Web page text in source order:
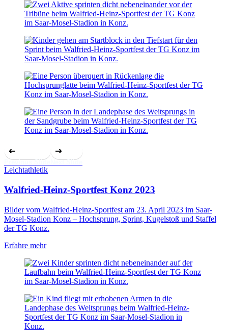
Previous Slide Next Slide
Leichtathletik
Walfried-Heinz-Sportfest Konz 2023
Bilder vom Walfried-Heinz-Sportfest am 23. April 2023 im Saar-
Mosel-Stadion Konz – Hochsprung, Sprint, Kugelstoß und Staffel
der TG Konz.
Erfahre mehr